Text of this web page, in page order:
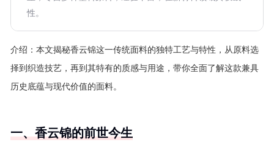
性。
介绍： 本文揭秘香云锦这一传统面料的独特工艺与特性，从原料选
择到织造技艺，再到其特有的质感与用途，带你全面了解这款兼具
历史底蕴与现代价值的面料。
一、香云锦的前世今生